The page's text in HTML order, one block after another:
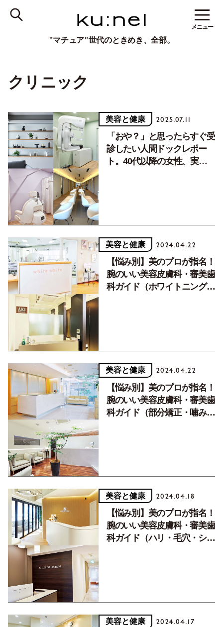
"マチュア"世代のときめき、全部。
メニュー
クリニック
美容と健康 2025.07.11
「おや？」と思ったらすぐ受
診したい人間ドックレポー
ト。40代以降の女性、実は
美容と健康 2024.04.22
【悩み別】美のプロが指名！
腕のいい美容皮膚科・審美歯
科ガイド（ホワイトニング
美容と健康 2024.04.22
【悩み別】美のプロが指名！
腕のいい美容皮膚科・審美歯
科ガイド（部分矯正・噛み合
美容と健康 2024.04.18
【悩み別】美のプロが指名！
腕のいい美容皮膚科・審美歯
科ガイド（ハリ・毛穴・シ
美容と健康 2024.04.17